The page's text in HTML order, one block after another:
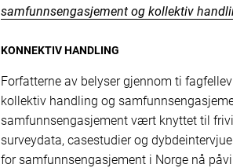
samfunnsengasjement og kollektiv
KONNEKTIV HANDLING
Forfatterne av belyser gjennom ti
kollektiv handling og
samfunnsengasjement vært knyttet til
surveydata, casestudier og
for samfunnsengasjement i Norge nå